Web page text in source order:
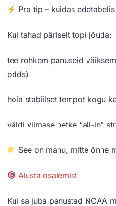
Pro tip – kuidas
Kui tahad päriselt topi jõuda:
tee rohkem panuseid
odds)
hoia stabiilset tempot kogu
väldi viimase hetke “all-in”
See on mahu, mitte õnne
Alusta osalemist
Kui sa juba panustad NCAA